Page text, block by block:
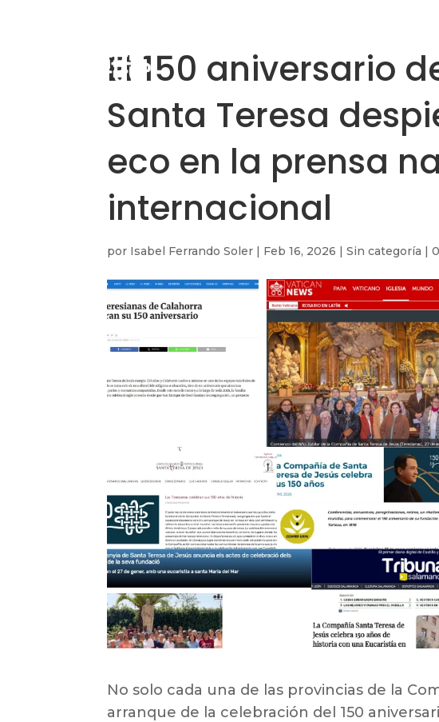
El 150 aniversario
Santa Teresa
eco en la prensa
internacional
por Isabel Ferrando Soler | Feb 16, 2026 |Sin categoría |
No solo cada una de las provincias de la
arranque de la celebración del 150